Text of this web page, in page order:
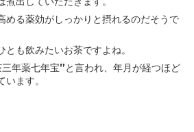
める薬効がしっかりと摂れるのだそうで
も飲みたいお茶ですよね。
年薬七年宝”と言われ、 年月が経つほど
ます。